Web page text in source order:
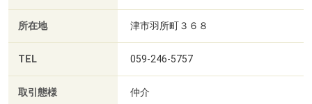
所在地 津市羽所町３６８
TEL 059-246-5757
取引態様 仲介